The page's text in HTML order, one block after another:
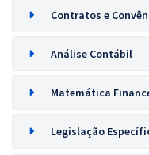
Contratos e
Análise Contábil
Matemática
Legislação